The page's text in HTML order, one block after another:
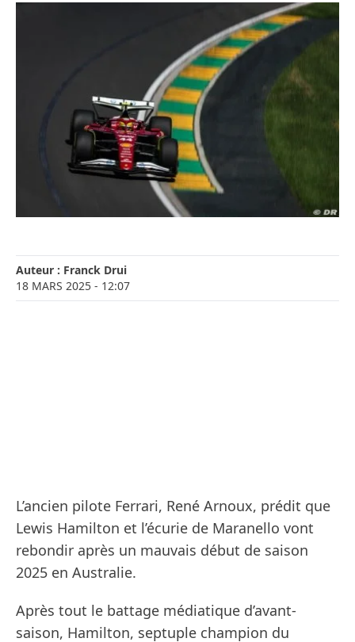
Auteur : Franck Drui
18 MARS 2025 - 12:07
L’ancien pilote Ferrari, René Arnoux, prédit que
Lewis Hamilton et l’écurie de Maranello vont
rebondir après un mauvais début de saison
2025 en Australie.
Après tout le battage médiatique d’avant-
saison, Hamilton, septuple champion du